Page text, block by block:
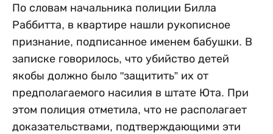
По словам начальника полиции Билла
Раббитта, в квартире нашли рукописное
признание, подписанное именем бабушки. В
записке говорилось, что убийство детей
якобы должно было "защитить” их от
предполагаемого насилия в штате Юта. При
этом полиция отметила, что не располагает
доказательствами, подтверждающими эти